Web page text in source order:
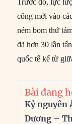
công mới vào
ném bom thứ
đã hơn 30 lần
quốc tế kể từ
Bài đang
Kỷ nguyên
Dương –